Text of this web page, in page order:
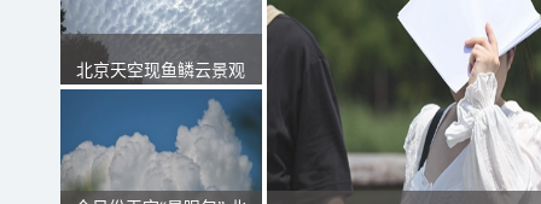
北京天空现鱼鳞云景观